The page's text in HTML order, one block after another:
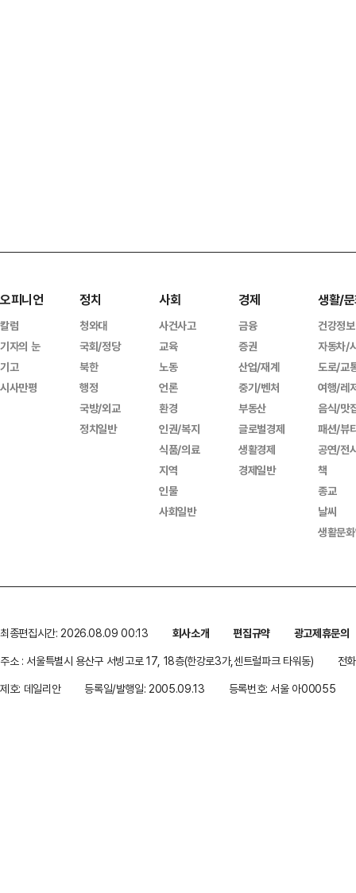
오피니언
칼럼
기자의 눈
기고
시사만평
정치
청와대
국회/정당
북한
행정
국방/외교
정치일반
사회
사건사고
교육
노동
언론
환경
인권/복지
식품/의료
지역
인물
사회일반
경제
금융
증권
산업/재계
중기/벤처
부동산
글로벌경제
생활경제
경제일반
생활/
건강정보
자동차/
도로/교
여행/레
음식/맛
패션/뷰
공연/전
책
종교
날씨
생활문
최종편집시간: 2026.08.09 00:13 회사소개 편집규약
광고제휴문의
주소 : 서울특별시 용산구 서빙고로 17, 18층(한강로3가,센트럴파크 타워동)
전
제호: 데일리안
등록일/발행일: 2005.09.13 등록번호: 서울 아00055